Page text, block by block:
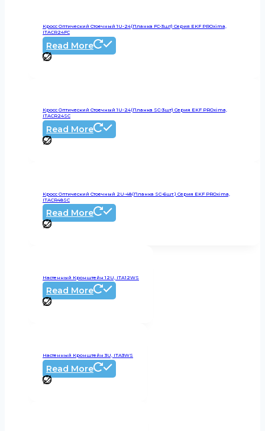
Кросс Оптический Стоечный 1U-24(планка FC-3шт) Серия EKF PROxima,
ITACR24FC
Read More
Кросс Оптический Стоечный 1U-24(планка SC-3шт) Серия EKF PROxima,
ITACR24SC
Read More
Кросс Оптический Стоечный 2U-48(планка SC-6шт.) Серия EKF PROxima,
ITACR48SC
Read More
Настенный Кронштейн 12U, ITA12WS
Read More
Настенный Кронштейн 3U, ITA3WS
Read More